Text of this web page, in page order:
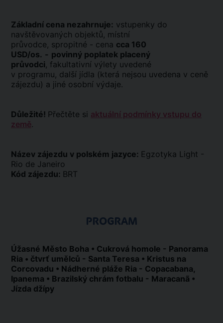
Základní cena nezahrnuje: vstupenky do
navštěvovaných objektů, místní
průvodce, spropitné - cena cca 160
USD/os. - povinný poplatek placený
průvodci, fakultativní výlety uvedené
v programu, další jídla (která nejsou uvedena v ceně
zájezdu) a jiné osobní výdaje.
Důležité! Přečtěte si aktuální podmínky vstupu do
země.
Název zájezdu v polském jazyce: Egzotyka Light -
Rio de Janeiro
Kód zájezdu: BRT
PROGRAM
Úžasné Město Boha • Cukrová homole - Panorama
Ria • čtvrť umělců - Santa Teresa • Kristus na
Corcovadu • Nádherné pláže Ria - Copacabana,
Ipanema • Brazilský chrám fotbalu - Maracanã •
Jízda džípy